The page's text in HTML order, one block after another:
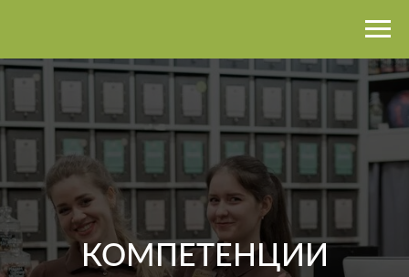
КОМПЕТЕНЦИИ